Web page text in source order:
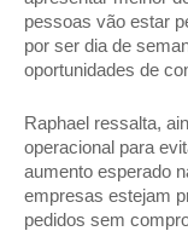
pessoas vão estar
por ser dia de
oportunidades de
Raphael ressalta,
operacional para
aumento esperado
empresas estejam
pedidos sem